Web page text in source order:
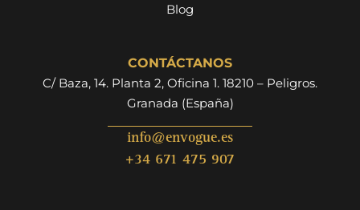
Blog
CONTÁCTANOS
C/ Baza, 14. Planta 2, Oficina 1. 18210 – Peligros.
Granada (España)
info@envogue.es
+34 671 475 907